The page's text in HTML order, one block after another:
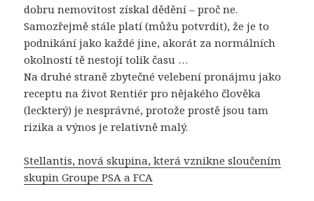
dobru nemovitost získal dědění – proč ne.
Samozřejmě stále platí (můžu potvrdit), že je to
podnikání jako každé jine, akorát za normálních
okolností tě nestojí tolik času …
Na druhé straně zbytečné velebení pronájmu jako
receptu na život Rentiér pro nějakého člověka
(leckterý) je nesprávné, protože prostě jsou tam
rizika a výnos je relativně malý.
Stellantis, nová skupina, která vznikne sloučením
skupin Groupe PSA a FCA